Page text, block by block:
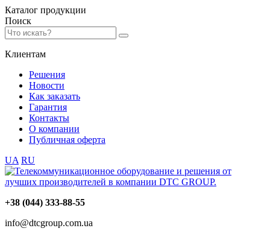
Каталог продукции
Поиск
Клиентам
Решения
Новости
Как заказать
Гарантия
Контакты
О компании
Публичная оферта
UA RU
+38 (044) 333-88-55
info@dtcgroup.com.ua